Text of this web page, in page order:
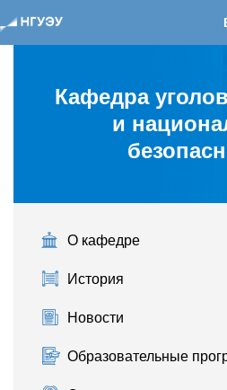
Кафедра
и
О кафедре
История
Новости
Образовательные